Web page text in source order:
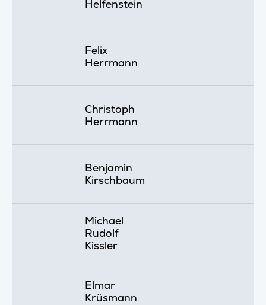
Helfenstein
Felix
Herrmann
Christoph
Herrmann
Benjamin
Kirschbaum
Michael
Rudolf
Kissler
Elmar
Krüsmann